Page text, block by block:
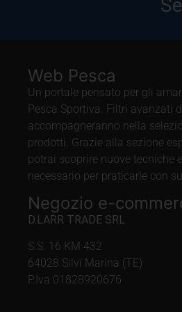
Web Pesca
Un portale pensato per gli
Pesca Sportiva. Filtri avanzati
accompagneranno nella
prodotti. Grazie alla sezione
potrai scoprire nuove tecniche
necessario per praticarle con
Negozio e-
D.LARR TRADE SRL
S.S. 16 KM 432
64028 Silvi Marina (TE)
P.Iva 01828920676